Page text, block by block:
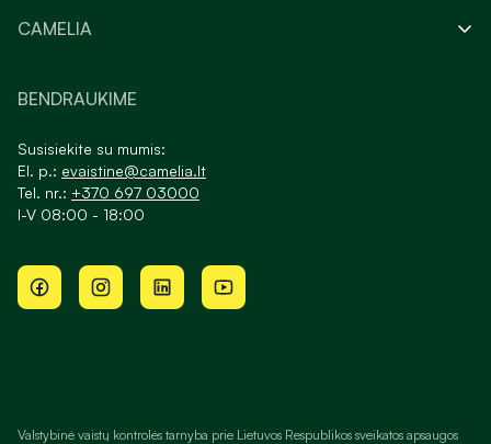
CAMELIA
BENDRAUKIME
Susisiekite su mumis:
El. p.: evaistine@camelia.lt
Tel. nr.: +370 697 03000
I-V 08:00 - 18:00
Valstybinė vaistų kontrolės tarnyba prie Lietuvos Respublikos sveikatos apsaugos